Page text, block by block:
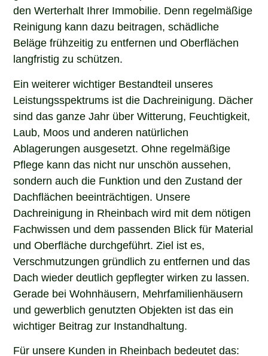
den Werterhalt Ihrer Immobilie. Denn regelmäßige
Reinigung kann dazu beitragen, schädliche
Beläge frühzeitig zu entfernen und Oberflächen
langfristig zu schützen.
Ein weiterer wichtiger Bestandteil unseres
Leistungsspektrums ist die Dachreinigung. Dächer
sind das ganze Jahr über Witterung, Feuchtigkeit,
Laub, Moos und anderen natürlichen
Ablagerungen ausgesetzt. Ohne regelmäßige
Pflege kann das nicht nur unschön aussehen,
sondern auch die Funktion und den Zustand der
Dachflächen beeinträchtigen. Unsere
Dachreinigung in Rheinbach wird mit dem nötigen
Fachwissen und dem passenden Blick für Material
und Oberfläche durchgeführt. Ziel ist es,
Verschmutzungen gründlich zu entfernen und das
Dach wieder deutlich gepflegter wirken zu lassen.
Gerade bei Wohnhäusern, Mehrfamilienhäusern
und gewerblich genutzten Objekten ist das ein
wichtiger Beitrag zur Instandhaltung.
Für unsere Kunden in Rheinbach bedeutet das: